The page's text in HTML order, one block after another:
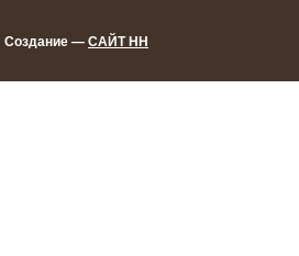
Создание —САЙТ НН